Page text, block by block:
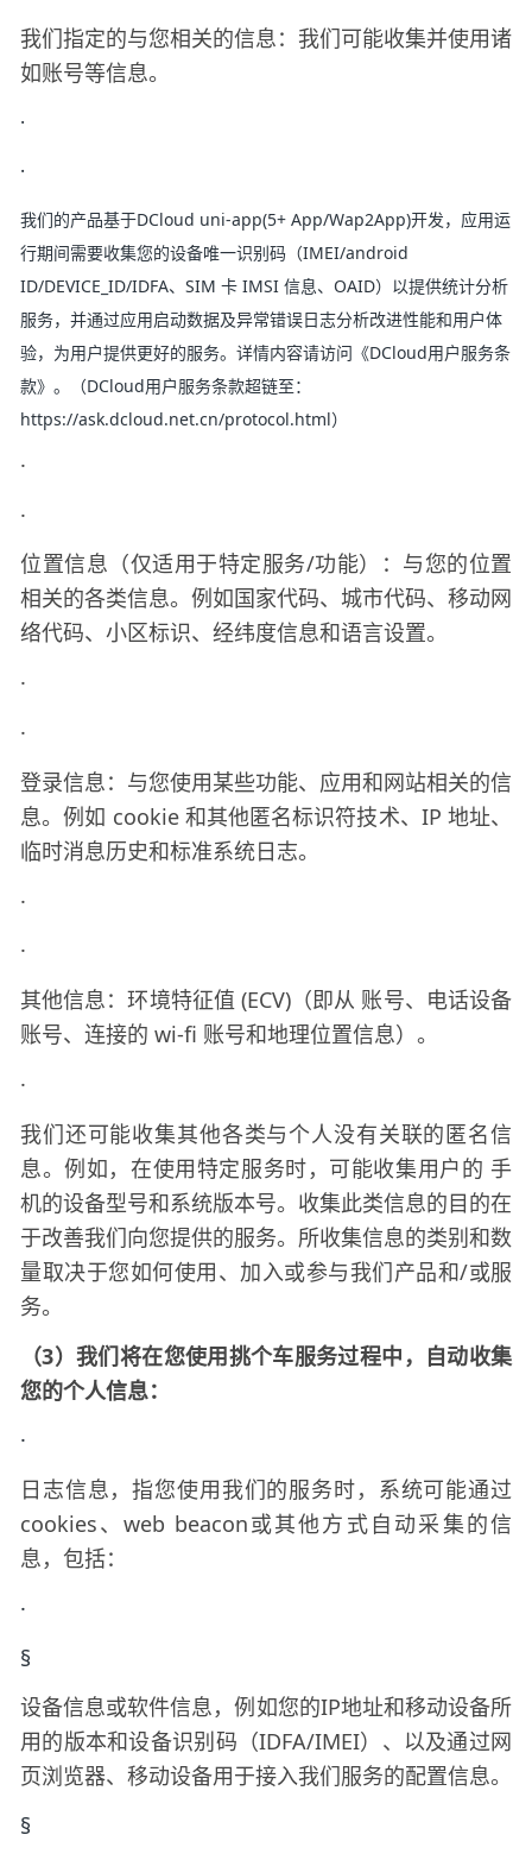
我们指定的与您相关的信息：我们可能收集并使用诸
如账号等信息。
·
·
我们的产品基于DCloud uni-app(5+ App/Wap2App)开发，应用运
行期间需要收集您的设备唯一识别码（IMEI/android
ID/DEVICE_ID/IDFA、SIM 卡 IMSI 信息、OAID）以提供统计分析
服务，并通过应用启动数据及异常错误日志分析改进性能和用户体
验，为用户提供更好的服务。详情内容请访问《DCloud用户服务条
款》。（DCloud用户服务条款超链至：
https://ask.dcloud.net.cn/protocol.html）
·
·
位置信息（仅适用于特定服务/功能）：与您的位置
相关的各类信息。例如国家代码、城市代码、移动网
络代码、小区标识、经纬度信息和语言设置。
·
·
登录信息：与您使用某些功能、应用和网站相关的信
息。例如 cookie 和其他匿名标识符技术、IP 地址、
临时消息历史和标准系统日志。
·
·
其他信息：环境特征值 (ECV)（即从 账号、电话设备
账号、连接的 wi-fi 账号和地理位置信息）。
·
我们还可能收集其他各类与个人没有关联的匿名信
息。例如，在使用特定服务时，可能收集用户的 手
机的设备型号和系统版本号。收集此类信息的目的在
于改善我们向您提供的服务。所收集信息的类别和数
量取决于您如何使用、加入或参与我们产品和/或服
务。
（3）我们将在您使用挑个车服务过程中，自动收集
您的个人信息：
·
日志信息，指您使用我们的服务时，系统可能通过
cookies、web beacon或其他方式自动采集的信
息，包括：
·
§
设备信息或软件信息，例如您的IP地址和移动设备所
用的版本和设备识别码（IDFA/IMEI）、以及通过网
页浏览器、移动设备用于接入我们服务的配置信息。
§